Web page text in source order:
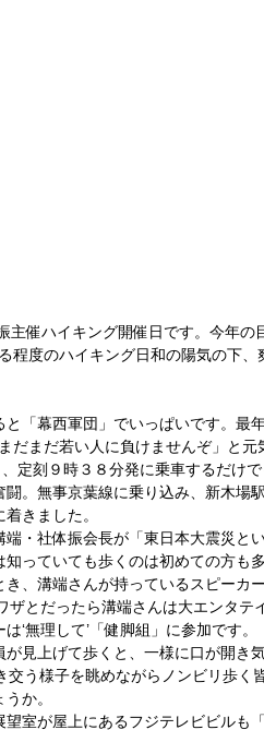
程度のハイキング日和の陽気の下
「幕西軍団」でいっぱいです。最
だまだ若い人に負けませんぞ」と元
定刻９時３８分発に乗車するだけ
。無事京葉線に乗り込み、新木場
きました。
・社体振会長が「東日本大震災と
っていても歩くのは初めての方も
、溝端さんが持っているスピーカ
ザとだったら溝端さんは大エンタテ
‘無理して’「健脚組」に参加です。
見上げて歩くと、一様に口が開き
う様子を眺めながらノンビリ歩く
か。
室が屋上にあるフジテレビビルも